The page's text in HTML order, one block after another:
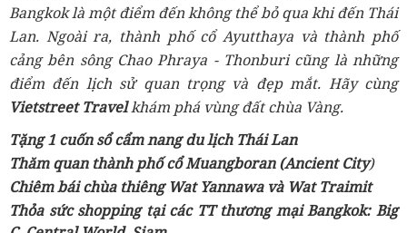
Bangkok là một điểm đến không thể bỏ qua khi đến Thái
Lan. Ngoài ra, thành phố cổ Ayutthaya và thành phố
cảng bên sông Chao Phraya - Thonburi cũng là những
điểm đến lịch sử quan trọng và đẹp mắt. Hãy cùng
Vietstreet Travelkhám phá vùng đất chùa Vàng.
Tặng 1 cuốn sổ cẩm nang du lịch Thái Lan
Thăm quan thành phố cổ Muangboran (Ancient City)
Chiêm bái chùa thiêng Wat Yannawa và Wat Traimit
Thỏa sức shopping tại các TT thương mại Bangkok: Big